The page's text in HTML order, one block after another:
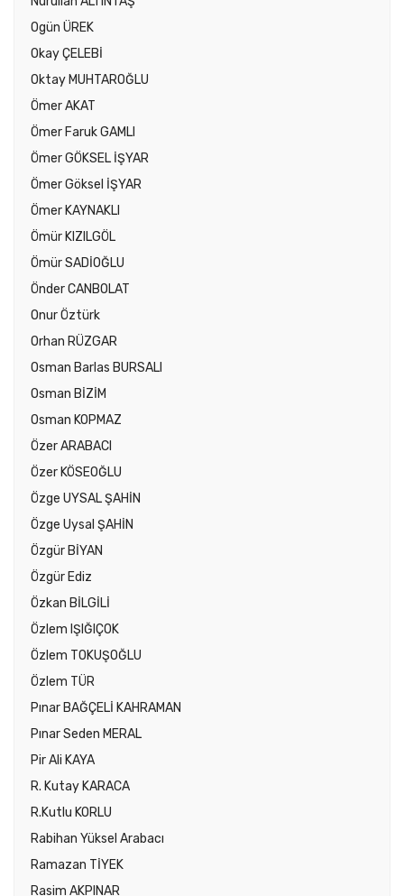
Ogün ÜREK
Okay ÇELEBİ
Oktay MUHTAROĞLU
Ömer AKAT
Ömer Faruk GAMLI
Ömer GÖKSEL İŞYAR
Ömer Göksel İŞYAR
Ömer KAYNAKLI
Ömür KIZILGÖL
Ömür SADİOĞLU
Önder CANBOLAT
Onur Öztürk
Orhan RÜZGAR
Osman Barlas BURSALI
Osman BİZİM
Osman KOPMAZ
Özer ARABACI
Özer KÖSEOĞLU
Özge UYSAL ŞAHİN
Özge Uysal ŞAHİN
Özgür BİYAN
Özgür Ediz
Özkan BİLGİLİ
Özlem IŞIĞIÇOK
Özlem TOKUŞOĞLU
Özlem TÜR
Pınar BAĞÇELİ KAHRAMAN
Pınar Seden MERAL
Pir Ali KAYA
R. Kutay KARACA
R.Kutlu KORLU
Rabihan Yüksel Arabacı
Ramazan TİYEK
Rasim AKPINAR